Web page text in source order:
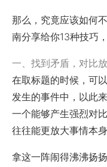
那么，究竟应该如何
南分享给你13种技巧
一、找到矛盾，对比
在取标题的时候，可
发生的事件中，以此
一个能够产生强烈对
往往能更放大事情本
拿这一阵闹得沸沸扬